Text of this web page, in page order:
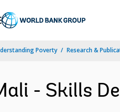
Poverty Research &
- Skills